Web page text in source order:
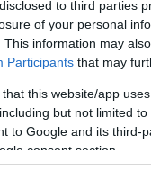
to third parties
of your personal
This information may
Participants that may
this website/app
but not limited
to Google and its third-
consent section.
zenekarára koncentrál,
harmadik González-
változott. Az énekes
pedig az univerzum